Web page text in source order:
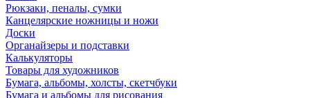
Рюкзаки, пеналы, сумки
Канцелярские ножницы и ножи
Доски
Органайзеры и подставки
Калькуляторы
Товары для художников
Бумага, альбомы, холсты, скетчбуки
Бумага и альбомы для рисования